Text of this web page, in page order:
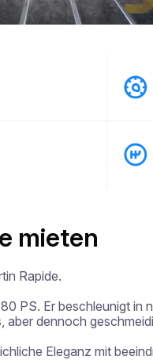
mieten
Rapide.
PS. Er beschleunigt
dennoch
Eleganz mit